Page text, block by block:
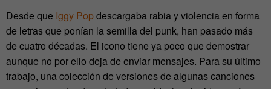
Desde que Iggy Popdescargaba rabia y violencia en forma
de letras que ponían la semilla del punk, han pasado más
de cuatro décadas. El icono tiene ya poco que demostrar
aunque no por ello deja de enviar mensajes. Para su último
trabajo, una colección de versiones de algunas canciones